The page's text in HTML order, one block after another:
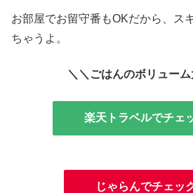
お部屋でお留守番もOKだから、ス
ちゃうよ。
＼＼ごはんのボリュー
楽天トラベルでチェ
じゃらんでチェッ